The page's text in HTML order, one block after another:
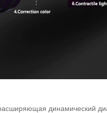
динамический